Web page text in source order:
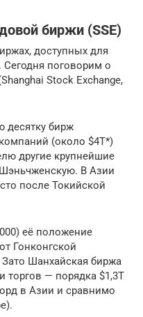
биржи (SSE)
доступных для
Сегодня поговорим о
Stock Exchange,
десятку бирж
(около $4T*)
другие крупнейшие
В Азии
после Токийской
её положение
Гонконгской
Шанхайская биржа
— порядка $1,3T
в Азии и сравнимо